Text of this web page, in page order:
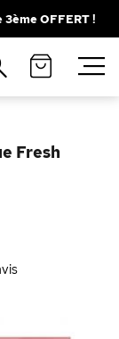
OFFERT !
Fresh
Fermer
à Lèvres